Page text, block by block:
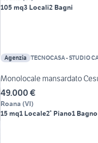
105 mq3 Locali2 Bagni
Agenzia TECNOCASA - STUDIO
Monolocale mansardato
49.000 €
Roana (VI)
15 mq1 Locale2° Piano1 Bagno